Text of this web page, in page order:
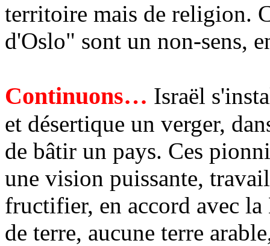
territoire mais de religion.
d'Oslo" sont un non-sens,
Continuons… Israël
et désertique un verger,
de bâtir un pays. Ces
une vision puissante,
fructifier, en accord avec
de terre, aucune terre